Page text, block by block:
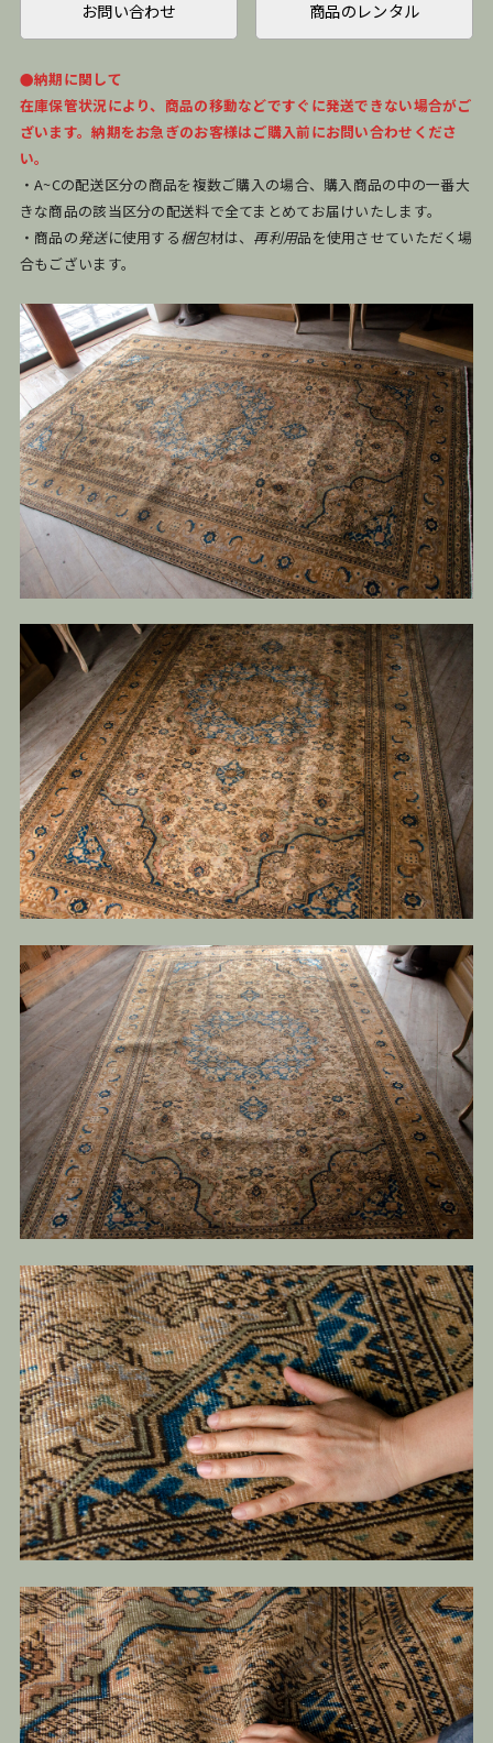
お問い合わせ 商品のレンタル
●納期に関して
在庫保管状況により、商品の移動などですぐに発送できない場合がご
ざいます。納期をお急ぎのお客様はご購入前にお問い合わせくださ
い。
・A~Cの配送区分の商品を複数ご購入の場合、購入商品の中の一番大
きな商品の該当区分の配送料で全てまとめてお届けいたします。
・商品の発送に使用する梱包材は、 再利用品を使用させていただく場
合もございます。